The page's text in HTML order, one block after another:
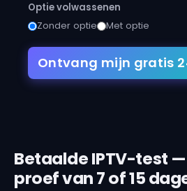
Optie volwassenen
Zonder optie
Met optie
Ontvang mijn gratis
Betaalde IPTV-test
proef van 7 of 15